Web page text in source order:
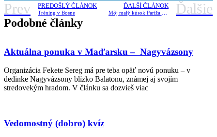
Prev PREDOŠLÝ ČLÁNOK
Tréning v Bosne
ĎALŠÍ ČLÁNOK Ďalšie
Podobné články
Aktuálna ponuka v Maďarsku – Nagyvázsony
Organizácia Fekete Sereg má pre teba opäť novú ponuku – v
dedinke Nagyvázsony blízko Balatonu, známej aj svojím
stredovekým hradom. V článku sa dozvieš viac
Vedomostný (dobro) kvíz